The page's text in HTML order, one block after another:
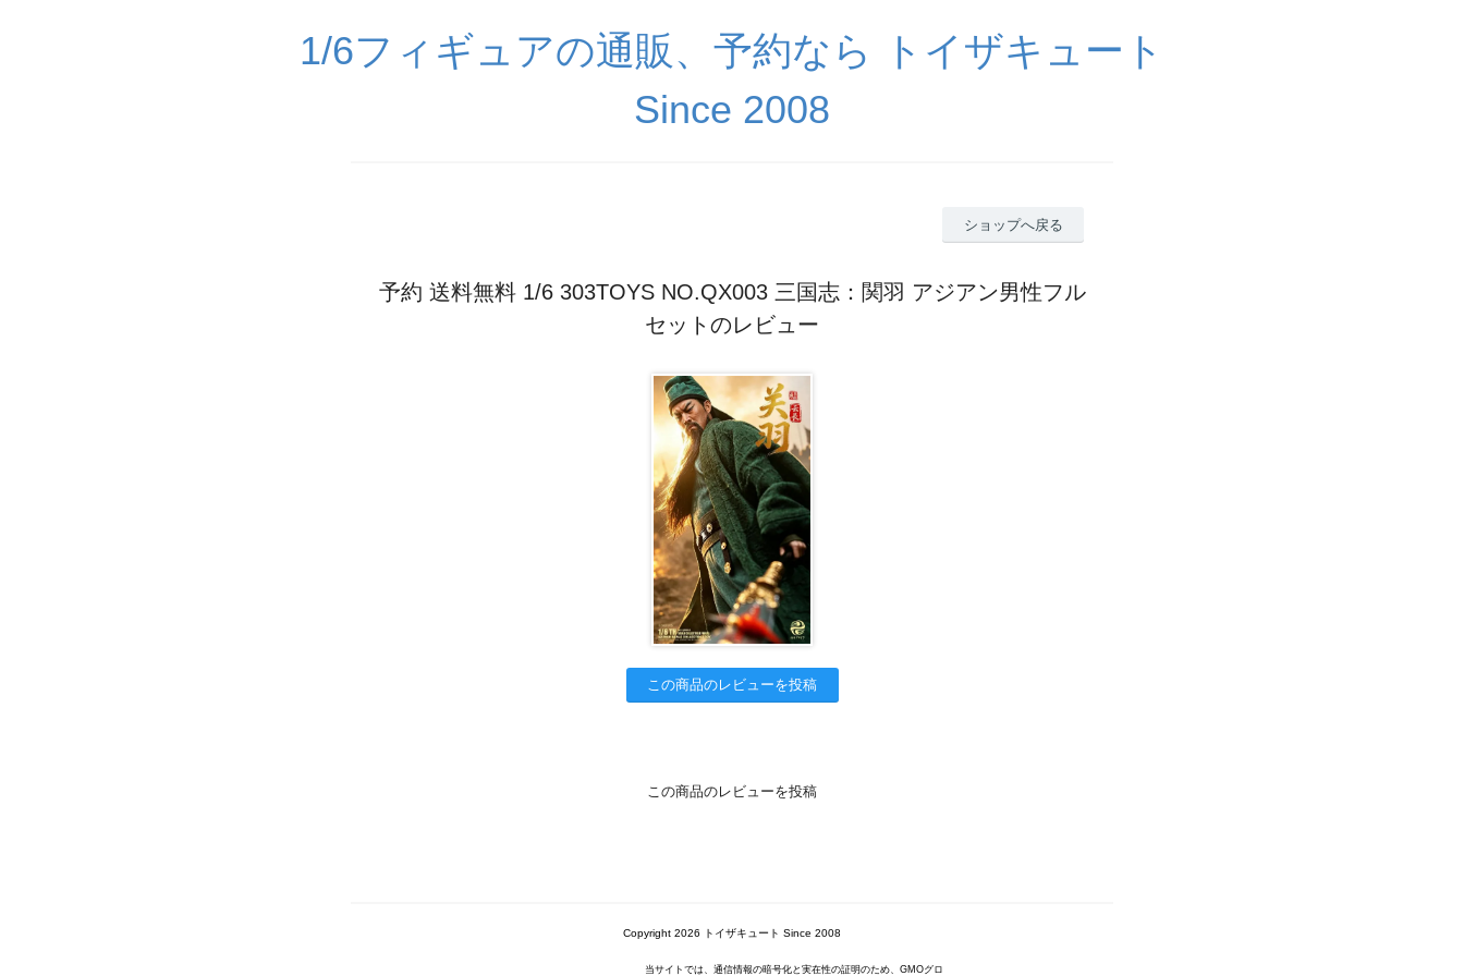
1/6フィギュアの通販、予約なら トイザキュート
Since 2008
ショップへ戻る
予約 送料無料 1/6 303TOYS NO.QX003 三国志：関羽 アジアン男性フル
セットのレビュー
この商品のレビューを投稿
この商品のレビューを投稿
Copyright 2026 トイザキュート Since 2008
当サイトでは、通信情報の暗号化と実在性の証明のため、GMOグロ